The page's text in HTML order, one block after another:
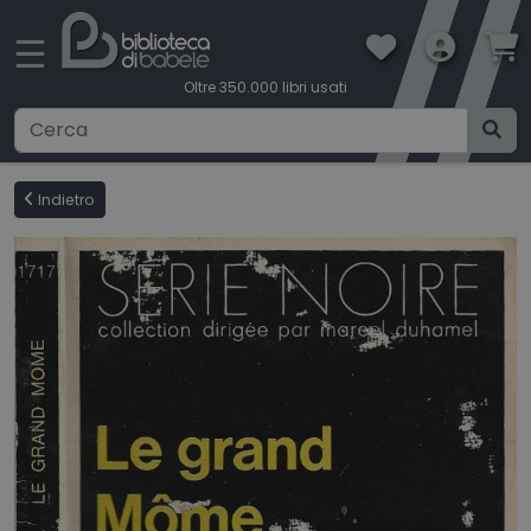
☰
Oltre 350.000 libri usati
Ricerca avanzata
CATEGORIE
CONDIZIONI DI VENDITA
SPEDIZIONI
CONTATTI
Indietro